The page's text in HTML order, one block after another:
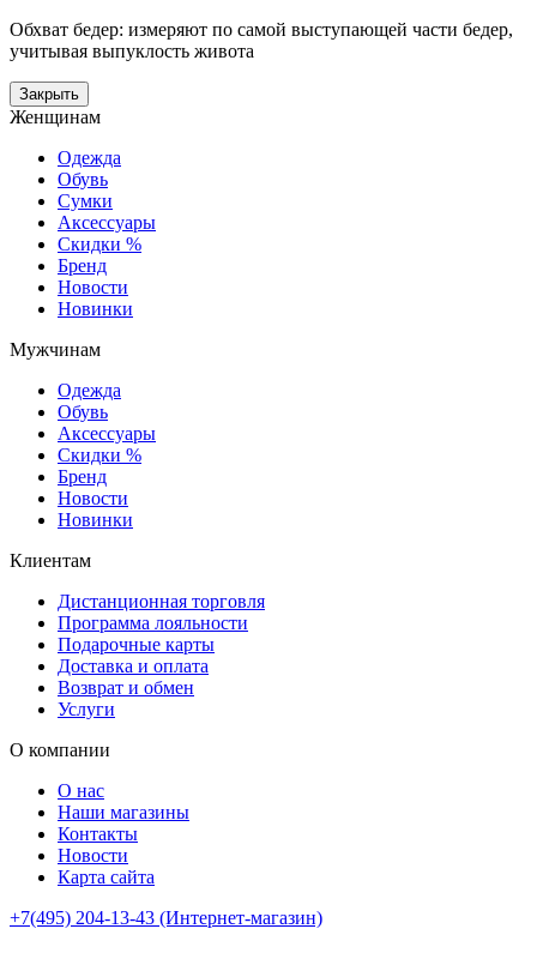
Обхват бедер: измеряют по самой выступающей части бедер,
учитывая выпуклость живота
Закрыть
Женщинам
Одежда
Обувь
Сумки
Аксессуары
Скидки %
Бренд
Новости
Новинки
Мужчинам
Одежда
Обувь
Аксессуары
Скидки %
Бренд
Новости
Новинки
Клиентам
Дистанционная торговля
Программа лояльности
Подарочные карты
Доставка и оплата
Возврат и обмен
Услуги
О компании
О нас
Наши магазины
Контакты
Новости
Карта сайта
+7(495) 204-13-43 (Интернет-магазин)